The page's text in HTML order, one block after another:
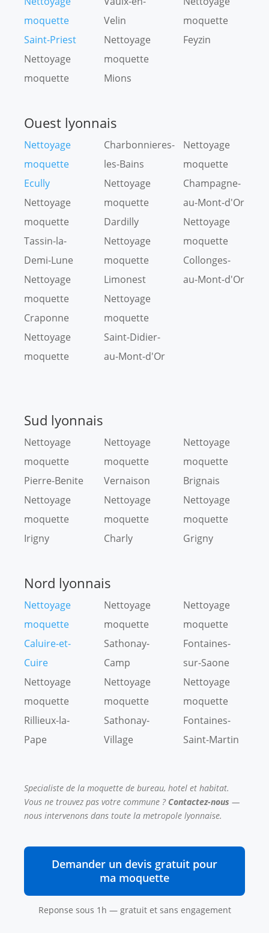
moquette
Saint-Priest
Nettoyage
moquette
Velin
Nettoyage
moquette
Mions
moquette
Feyzin
Ouest lyonnais
Nettoyage
moquette
Ecully
Nettoyage
moquette
Tassin-la-
Demi-Lune
Nettoyage
moquette
Craponne
Nettoyage
moquette
Charbonnieres-
les-Bains
Nettoyage
moquette
Dardilly
Nettoyage
moquette
Limonest
Nettoyage
moquette
Saint-Didier-
au-Mont-d'Or
Nettoyage
moquette
Champagne-
au-Mont-d'Or
Nettoyage
moquette
Collonges-
au-Mont-d'Or
Sud lyonnais
Nettoyage
moquette
Pierre-Benite
Nettoyage
moquette
Irigny
Nettoyage
moquette
Vernaison
Nettoyage
moquette
Charly
Nettoyage
moquette
Brignais
Nettoyage
moquette
Grigny
Nord lyonnais
Nettoyage
moquette
Caluire-et-
Cuire
Nettoyage
moquette
Rillieux-la-
Pape
Nettoyage
moquette
Sathonay-
Camp
Nettoyage
moquette
Sathonay-
Village
Nettoyage
moquette
Fontaines-
sur-Saone
Nettoyage
moquette
Fontaines-
Saint-Martin
Specialiste de la moquette de bureau, hotel et habitat.
Vous ne trouvez pas votre commune ? Contactez-nous —
nous intervenons dans toute la metropole lyonnaise.
Demander un devis gratuit pour
ma moquette
Reponse sous 1h — gratuit et sans engagement